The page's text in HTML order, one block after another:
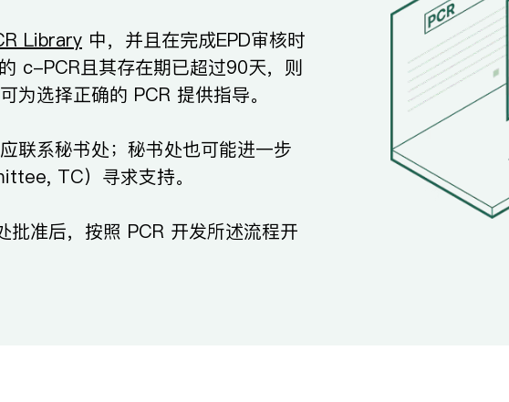
Library 中，并且在完成EPD审核时
c-PCR且其存在期已超过90天，则
为选择正确的 PCR 提供指导。
联系秘书处；秘书处也可能进一步
TC）寻求支持。
批准后，按照 PCR 开发所述流程开